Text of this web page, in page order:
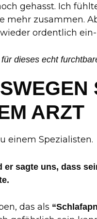
gehasst. Ich
zusammen.
ordentlich
dieses echt
ARZT
einem Spezialisten.
sagte uns, dass
das als